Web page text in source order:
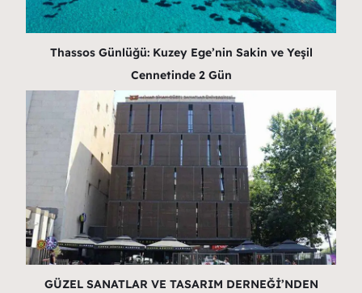
Thassos Günlüğü: Kuzey Ege’nin Sakin ve Yeşil
Cennetinde 2 Gün
GÜZEL SANATLAR VE TASARIM DERNEĞİ’NDEN